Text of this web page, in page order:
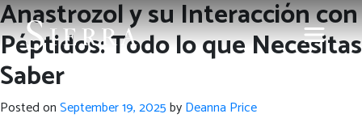
Anastrozol y su Interacción con
Péptidos: Todo lo que Necesitas
Saber
Posted onSeptember 19, 2025byDeanna Price